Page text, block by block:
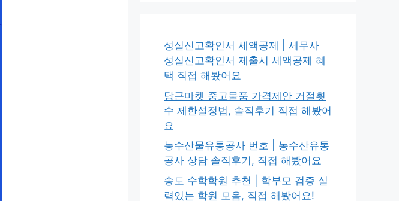
성실신고확인서 세액공제 | 세무사
성실신고확인서 제출시 세액공제 혜
택 직접 해봤어요
당근마켓 중고물품 가격제안 거절횟
수 제한설정법, 솔직후기 직접 해봤어
요
농수산물유통공사 번호 | 농수산유통
공사 상담 솔직후기, 직접 해봤어요
송도 수학학원 추천 | 학부모 검증 실
력있는 학원 모음, 직접 해봤어요!